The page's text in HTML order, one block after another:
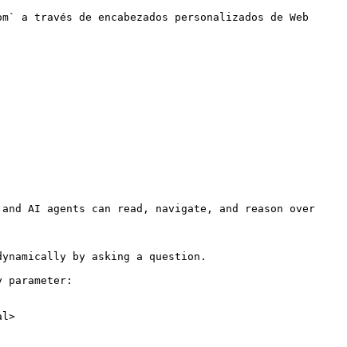
a través de encabezados personalizados de Web
AI agents can read, navigate, and reason over
by asking a question.
parameter: